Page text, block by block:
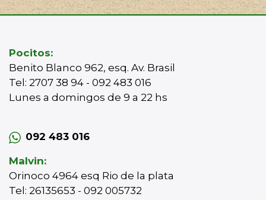
Pocitos:
Benito Blanco 962, esq. Av. Brasil
Tel: 2707 38 94 - 092 483 016
Lunes a domingos de 9 a 22 hs
092 483 016
Malvin:
Orinoco 4964 esq Rio de la plata
Tel: 26135653 - 092 005732